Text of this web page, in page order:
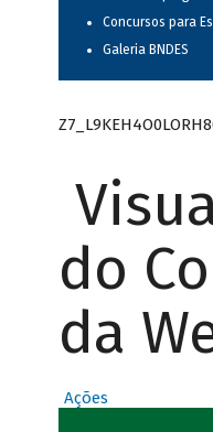
Concursos para
Galeria BNDES
do
da
Ações